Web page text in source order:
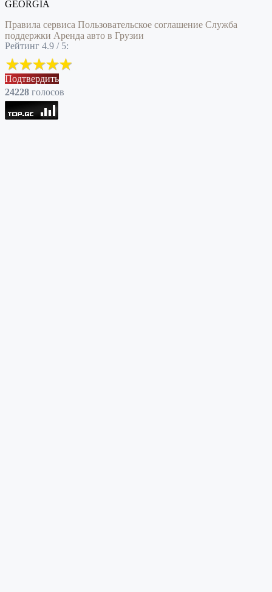
GEORGIA
Правила сервиса Пользовательское соглашение Служба
поддержки Аренда авто в Грузии
Рейтинг 4.9 / 5:
Подтвердить
24228 голоcов